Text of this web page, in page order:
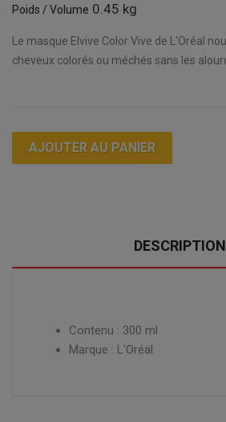
Poids / Volume 0.45 kg
Le masque Elvive Color Vive de L'Oréal
cheveux colorés ou méchés sans les
AJOUTER AU PANIER
DESCRIPTION
Contenu : 300 ml
Marque : L'Oréal